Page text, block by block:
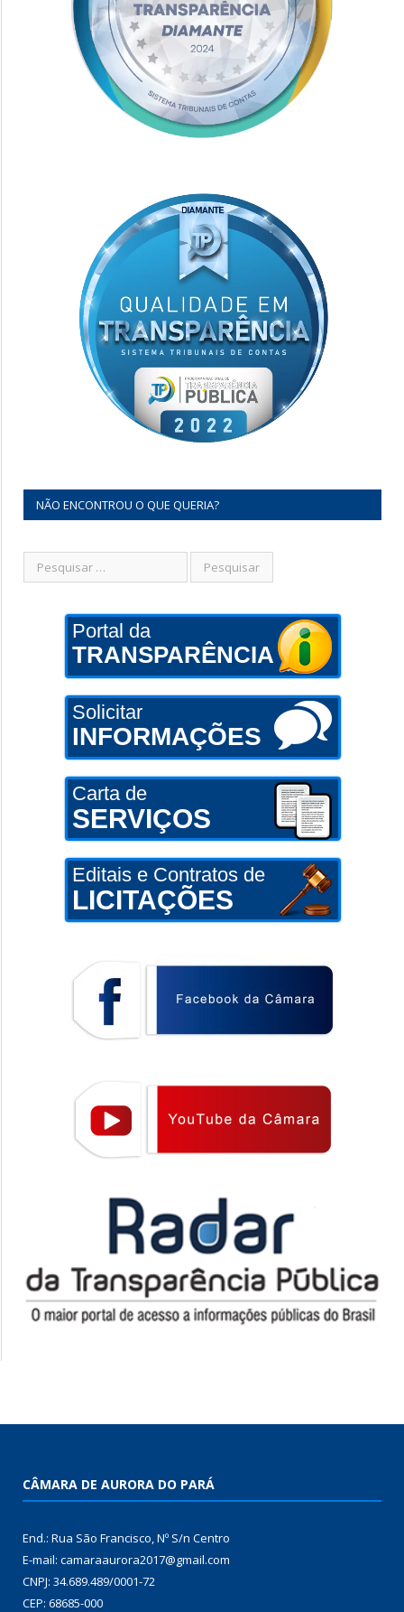
NÃO ENCONTROU O QUE QUERIA?
Portal da
TRANSPARÊNCIA
Solicitar
INFORMAÇÕES
Carta de
SERVIÇOS
Editais e Contratos de
LICITAÇÕES
CÂMARA DE AURORA DO PARÁ
End.: Rua São Francisco, Nº S/n Centro
E-mail: camaraaurora2017@gmail.com
CNPJ: 34.689.489/0001-72
CEP: 68685-000